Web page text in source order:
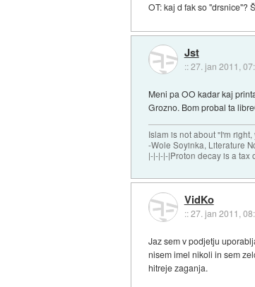
OT: kaj d fak so "drsnice"?
Jst
::27. jan 2011,
Meni pa OO kadar kaj
Grozno. Bom probal ta
Islam is not about "I'm
-Wole Soyinka, Literature
|-|-|-|-|Proton decay is a tax
VidKo
::27. jan 2011,
Jaz sem v podjetju
nisem imel nikoli in sem
hitreje zaganja.